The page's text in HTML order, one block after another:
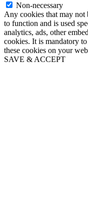
Non-necessary
Any cookies that may not
to function and is used
analytics, ads, other
cookies. It is mandatory
these cookies on your
SAVE & ACCEPT